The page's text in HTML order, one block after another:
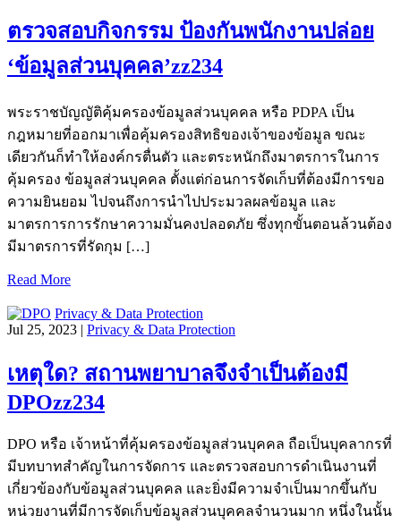
ตรวจสอบกิจกรรม ป้องกันพนักงานปล่อย
‘ข้อมูลส่วนบุคคล’zz234
พระราชบัญญัติคุ้มครองข้อมูลส่วนบุคคล หรือ PDPA เป็น
กฎหมายที่ออกมาเพื่อคุ้มครองสิทธิของเจ้าของข้อมูล ขณะ
เดียวกันก็ทำให้องค์กรตื่นตัว และตระหนักถึงมาตรการในการ
คุ้มครอง ข้อมูลส่วนบุคคล ตั้งแต่ก่อนการจัดเก็บที่ต้องมีการขอ
ความยินยอม ไปจนถึงการนำไปประมวลผลข้อมูล และ
มาตรการการรักษาความมั่นคงปลอดภัย ซึ่งทุกขั้นตอนล้วนต้อง
มีมาตรการที่รัดกุม […]
Read More
Privacy & Data Protection
Jul 25, 2023 | Privacy & Data Protection
เหตุใด? สถานพยาบาลจึงจำเป็นต้องมี
DPOzz234
DPO หรือ เจ้าหน้าที่คุ้มครองข้อมูลส่วนบุคคล ถือเป็นบุคลากรที่
มีบทบาทสำคัญในการจัดการ และตรวจสอบการดำเนินงานที่
เกี่ยวข้องกับข้อมูลส่วนบุคคล และยิ่งมีความจำเป็นมากขึ้นกับ
หน่วยงานที่มีการจัดเก็บข้อมูลส่วนบุคคลจำนวนมาก หนึ่งในนั้น